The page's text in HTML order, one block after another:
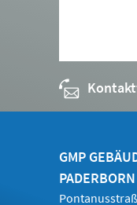
GMP
PADERBORN